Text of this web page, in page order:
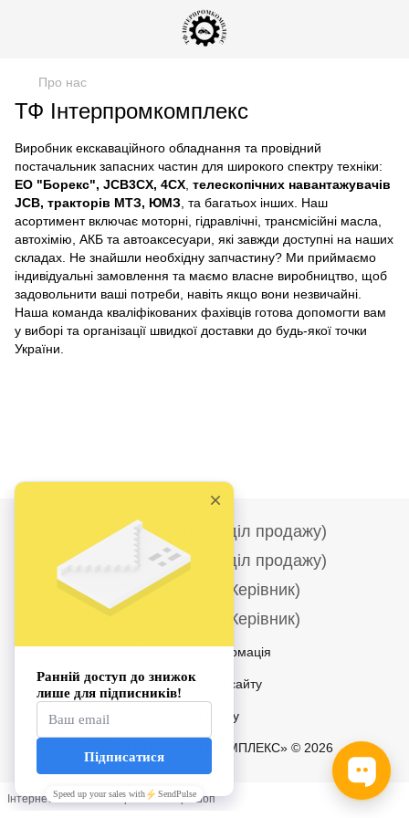
Про нас
ТФ Інтерпромкомплекс
Виробник екскаваційного обладнання та провідний
постачальник запасних частин для широкого спектру техніки:
ЕО "Борекс", JCB3CX, 4CX телескопічних навантажувачів
JCB, тракторів МТЗ, ЮМЗ , та багатьох інших. Наш
асортимент включає моторні, гідравлічні, трансмісійні масла,
автохімію, АКБ та автоаксесуари, які завжди доступні на наших
складах. Не знайшли необхідну запчастину? Ми приймаємо
індивідуальні замовлення та маємо власне виробництво, щоб
задовольнити ваші потреби, навіть якщо вони незвичайні.
Наша команда кваліфікованих фахівців готова допомогти вам
у виборі та організації швидкої доставки до будь-якої точки
України.
+380986690186 (Відділ продажу)
+380682278284 (Відділ продажу)
+380677004457 (Керівник)
+380994827288 (Керівник)
Контактна інформація
Повна версія сайту
Мапа сайту
ТОВ «ТФ ІНТЕРПРОМКОМПЛЕКС» © 2026
Інтернет-магазин створений з Хорошоп